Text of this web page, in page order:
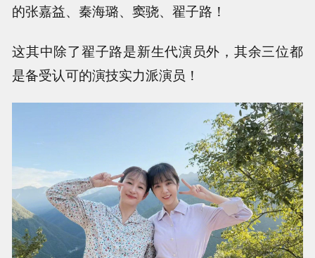
的张嘉益、秦海璐、窦骁、翟子路！
这其中除了翟子路是新生代演员外，其余三位都
是备受认可的演技实力派演员！